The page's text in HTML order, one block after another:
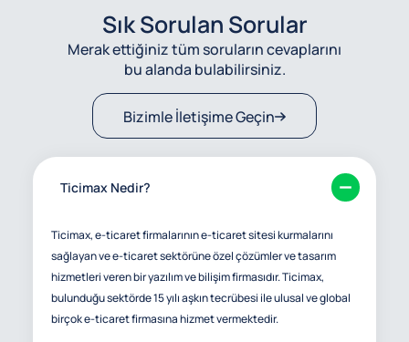
Sık Sorulan Sorular
Merak ettiğiniz tüm soruların cevaplarını
bu alanda bulabilirsiniz.
Bizimle İletişime Geçin
Ticimax Nedir?
Ticimax, e-ticaret firmalarının e-ticaret sitesi kurmalarını
sağlayan ve e-ticaret sektörüne özel çözümler ve tasarım
hizmetleri veren bir yazılım ve bilişim firmasıdır. Ticimax,
bulunduğu sektörde 15 yılı aşkın tecrübesi ile ulusal ve global
birçok e-ticaret firmasına hizmet vermektedir.